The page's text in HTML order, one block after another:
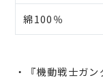
綿100％
・『機動戦士ガ